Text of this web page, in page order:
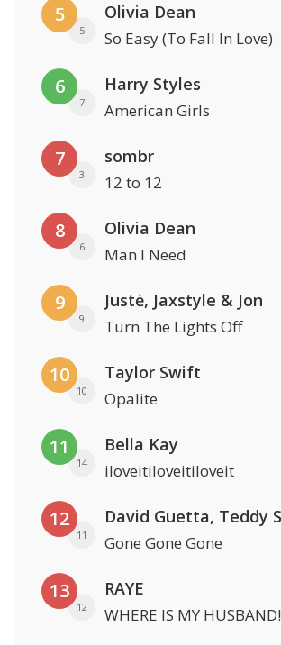
5
5
Olivia Dean
So Easy (To Fall In Love)
6
7
Harry Styles
American Girls
7
3
sombr
12 to 12
8
6
Olivia Dean
Man I Need
9
9
Justė, Jaxstyle & Jon
Turn The Lights Off
10
10
Taylor Swift
Opalite
11
14
Bella Kay
iloveitiloveitiloveit
12
11 Gone Gone Gone
13
12
RAYE
WHERE IS MY HUSBAND!